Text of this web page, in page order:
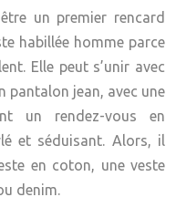
un premier rencard
habillée hommeparce
Elle peut s’unir avec
pantalon jean, avec une
un rendez-vous en
et séduisant. Alors, il
en coton, une veste
denim.